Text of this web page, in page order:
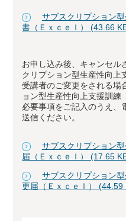
サブスクリプション
書（Ｅｘｃｅｌ） (43.66
お申し込み後、キャンセル
クリプション型生産性向
受講者のご変更をされる場
ョン型生産性向上支援訓
必要事項をご記入のうえ、
送信ください。
サブスクリプション
届（Ｅｘｃｅｌ） (17.65
サブスクリプション
更届（Ｅｘｃｅｌ） (44.59